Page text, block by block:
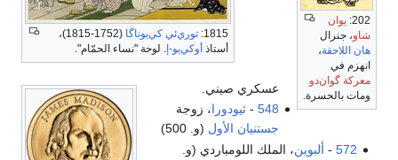
202: يوان
شاو، جنرال
هان اللاحقة،
انهزم في
معركة گوان‌دو
ومات بالحسرة.
1815: توري‌ئي كي‌يوناگا
(1752-1815)،
أستاذ أوكي‌يو-إ . لوحة "نساء الحمّام".
عسكري صيني.
548
- ثيودورا، زوجة
جستنيان الأول (و. 500)
572
- ألبوين، الملك اللومباردي (و.